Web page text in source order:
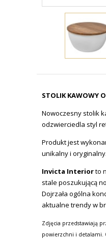
STOLIK KAWOWY
Nowoczesny stolik
odzwierciedla styl
Produkt jest
unikalny i oryginalny.
Invicta Interiorto
stale poszukującą
Dojrzała ogólna
aktualne trendy w
Zdjęcia przedstawiają
powierzchni i detalami.